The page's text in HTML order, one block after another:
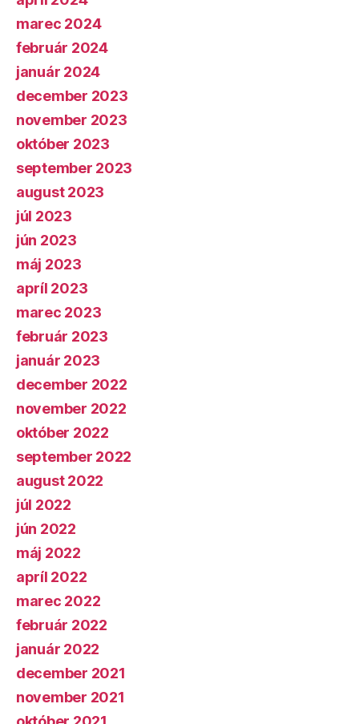
marec 2024
február 2024
január 2024
december 2023
november 2023
október 2023
september 2023
august 2023
júl 2023
jún 2023
máj 2023
apríl 2023
marec 2023
február 2023
január 2023
december 2022
november 2022
október 2022
september 2022
august 2022
júl 2022
jún 2022
máj 2022
apríl 2022
marec 2022
február 2022
január 2022
december 2021
november 2021